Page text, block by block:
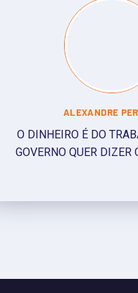
ALEXANDRE
O DINHEIRO É DO
GOVERNO QUER DIZER